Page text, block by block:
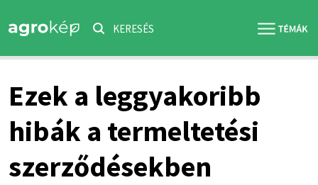
KERESÉS
Ezek a leggyakoribb
hibák a termeltetési
szerződésekben